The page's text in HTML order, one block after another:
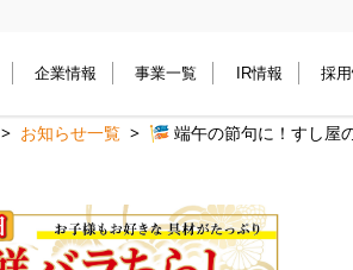
企業情報 事業一覧 IR情報 採
お知らせ一覧 🎏 端午の節句に！すし屋